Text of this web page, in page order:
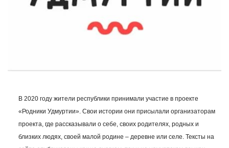
В 2020 году жители республики принимали участие в проекте
«Родники Удмуртии». Свои истории они присылали организаторам
проекта, где рассказывали о себе, своих родителях, родных и
близких людях, своей малой родине – деревне или селе. Тексты на